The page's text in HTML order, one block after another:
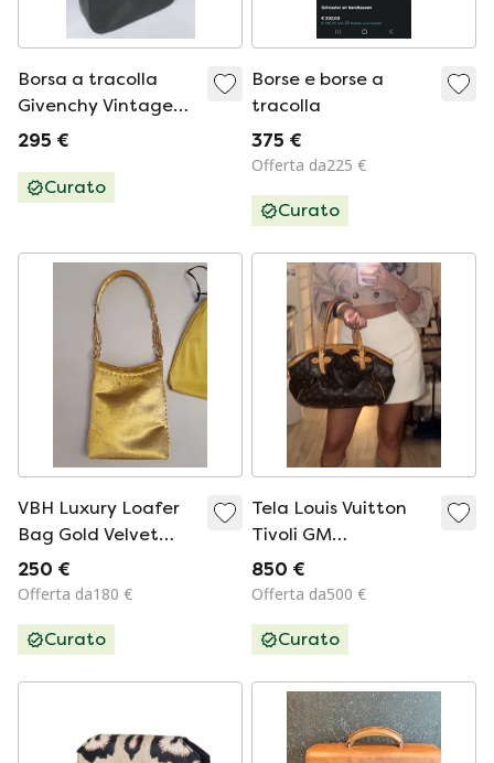
Borsa a tracolla
Givenchy Vintage
con logo G in pelle |
| Set completo
295 €
Curato
Borse e borse a
tracolla
375 €
Offerta da225 €
Curato
VBH Luxury Loafer
Bag Gold Velvet
Limited Edition
037/300 - NEW
250 €
Offerta da180 €
Curato
Tela Louis Vuitton
Tivoli GM
Monogram
850 €
Offerta da500 €
Curato